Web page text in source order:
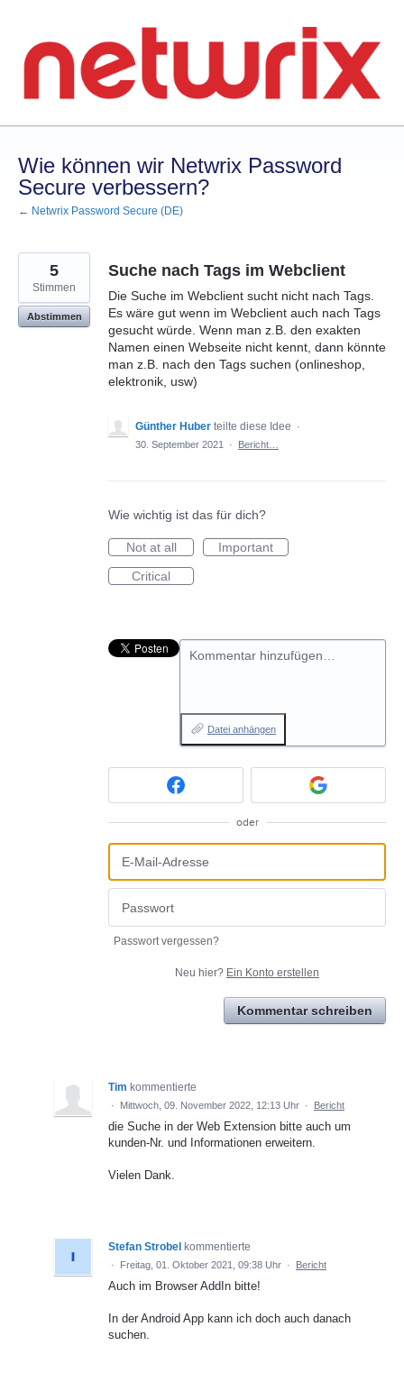
springen
Wie können wir Netwrix Password
Secure verbessern?
← Netwrix Password Secure (DE)
Suche nach Tags im Webclient
Die Suche im Webclient sucht nicht nach Tags.
Es wäre gut wenn im Webclient auch nach Tags
gesucht würde. Wenn man z.B. den exakten
Namen einen Webseite nicht kennt, dann könnte
man z.B. nach den Tags suchen (onlineshop,
elektronik, usw)
5
Stimmen
Abstimmen
Günther Huber teilte diese Idee
·
30. September 2021
· Bericht…
Wie wichtig ist das für dich?
Not at all
Important
Critical
Kommentar hinzufügen…
Datei anhängen
oder
Passwort vergessen?
Neu hier? Ein Konto erstellen
Kommentar schreiben
Tim kommentierte
· Mittwoch, 09. November 2022, 12:13 Uhr · Bericht
die Suche in der Web Extension bitte auch um
kunden-Nr. und Informationen erweitern.
Vielen Dank.
Stefan Strobel kommentierte
· Freitag, 01. Oktober 2021, 09:38 Uhr · Bericht
Auch im Browser AddIn bitte!
In der Android App kann ich doch auch danach
suchen.